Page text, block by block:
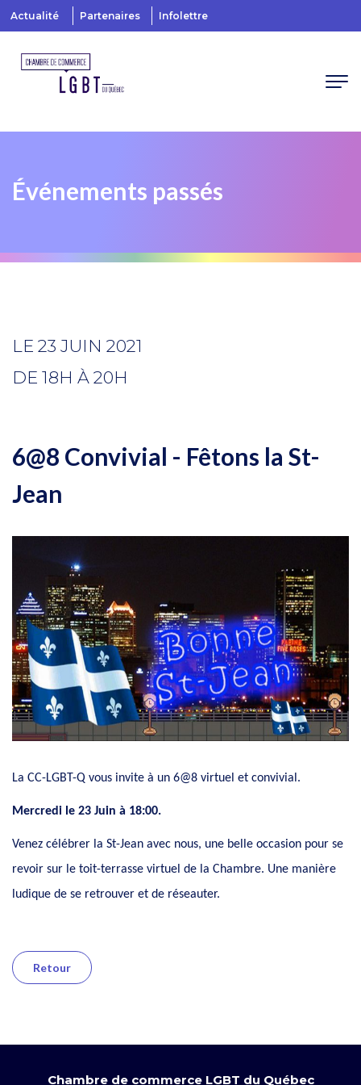
Actualité Partenaires Infolettre
Événements passés
LE 23 JUIN 2021
DE 18H À 20H
6@8 Convivial - Fêtons la St-
Jean
La CC-LGBT-Q vous invite à un 6@8 virtuel et convivial.
Mercredi le 23 Juin à 18:00.
Venez célébrer la St-Jean avec nous, une belle occasion pour se
revoir sur le toit-terrasse virtuel de la Chambre. Une manière
ludique de se retrouver et de réseauter.
Retour
Chambre de commerce LGBT du Québec